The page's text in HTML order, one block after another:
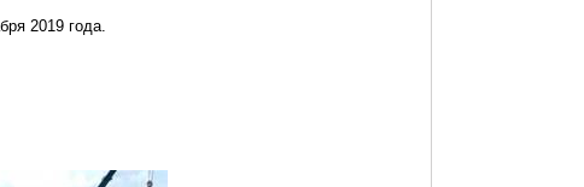
2019 года.